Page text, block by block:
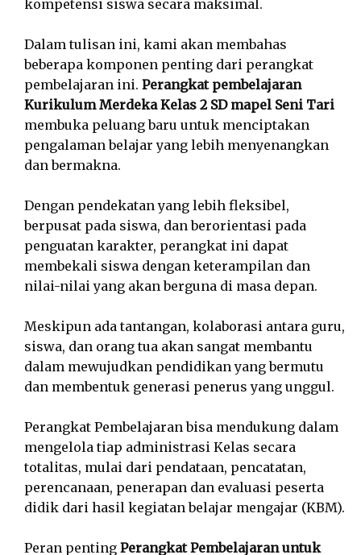
kompetensi siswa secara maksimal.
Dalam tulisan ini, kami akan membahas
beberapa komponen penting dari perangkat
pembelajaran ini. Perangkat pembelajaran
Kurikulum Merdeka Kelas 2 SD mapel Seni Tari
membuka peluang baru untuk menciptakan
pengalaman belajar yang lebih menyenangkan
dan bermakna.
Dengan pendekatan yang lebih fleksibel,
berpusat pada siswa, dan berorientasi pada
penguatan karakter, perangkat ini dapat
membekali siswa dengan keterampilan dan
nilai-nilai yang akan berguna di masa depan.
Meskipun ada tantangan, kolaborasi antara guru,
siswa, dan orang tua akan sangat membantu
dalam mewujudkan pendidikan yang bermutu
dan membentuk generasi penerus yang unggul.
Perangkat Pembelajaran bisa mendukung dalam
mengelola tiap administrasi Kelas secara
totalitas, mulai dari pendataan, pencatatan,
perencanaan, penerapan dan evaluasi peserta
didik dari hasil kegiatan belajar mengajar (KBM).
Peran penting Perangkat Pembelajaran untuk